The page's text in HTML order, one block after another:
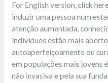
For English version, click
induzir uma pessoa num
atenção aumentada,
indivíduos estão mais
autoaperfeiçoamento ou
em populações mais jovens
não invasiva e pela sua
Jovens